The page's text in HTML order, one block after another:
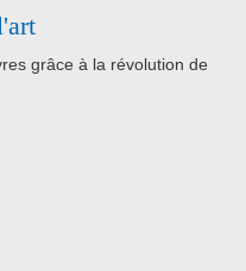
grâce à la révolution de